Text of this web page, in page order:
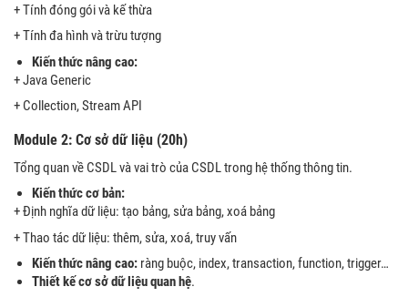
+ Tính đóng gói và kế thừa
+ Tính đa hình và trừu tượng
Kiến thức nâng cao:
+ Java Generic
+ Collection, Stream API
Module 2: Cơ sở dữ liệu (20h)
Tổng quan về CSDL và vai trò của CSDL trong hệ thống thông tin.
Kiến thức cơ bản:
+ Định nghĩa dữ liệu: tạo bảng, sửa bảng, xoá bảng
+ Thao tác dữ liệu: thêm, sửa, xoá, truy vấn
Kiến thức nâng cao: ràng buộc, index, transaction, function, trigger…
Thiết kế cơ sở dữ liệu quan hệ.